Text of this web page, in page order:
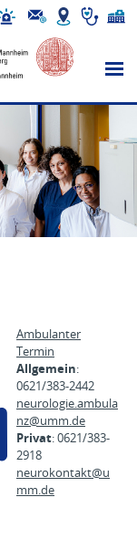
Ambulanter
Termin
Allgemein:
0621/383-2442
neurologie.ambula
nz@umm.de
Privat: 0621/383-
2918
neurokontakt@u
mm.de